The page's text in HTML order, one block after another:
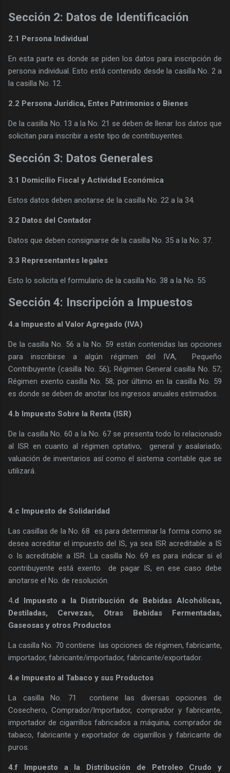
Sección 2: Datos de Identificación
2.1 Persona Individual
En esta parte es donde se piden los datos para inscripción de
persona individual. Esto está contenido desde la casilla No. 2 a
la casilla No. 12.
2.2 Persona Jurídica, Entes Patrimonios o Bienes
De la casilla No. 13 a la No. 21 se deben de llenar los datos que
solicitan para inscribir a este tipo de contribuyentes.
Sección 3: Datos Generales
3.1 Domicilio Fiscal y Actividad Económica
Estos datos deben anotarse de la casilla No. 22 a la 34.
3.2 Datos del Contador
Datos que deben consignarse de la casilla No. 35 a la No. 37.
3.3 Representantes legales
Esto lo solicita el formulario de la casilla No. 38 a la No. 55
Sección 4: Inscripción a Impuestos
4.a Impuesto al Valor Agregado (IVA)
De la casilla No. 56 a la No. 59 están contenidas las opciones
para inscribirse a algún régimen del IVA, Pequeño
Contribuyente (casilla No. 56); Régimen General casilla No. 57;
Régimen exento casilla No. 58; por último en la casilla No. 59
es donde se deben de anotar los ingresos anuales estimados.
4.b Impuesto Sobre la Renta (ISR)
De la casilla No. 60 a la No. 67 se presenta todo lo relacionado
al ISR en cuanto al régimen optativo, general y asalariado;
valuación de inventarios así como el sistema contable que se
utilizará.
4.c Impuesto de Solidaridad
Las casillas de la No. 68 es para determinar la forma como se
desea acreditar el impuesto del IS, ya sea ISR acreditable a IS
o Is acreditable a ISR. La casilla No. 69 es para indicar si el
contribuyente está exento de pagar IS, en ese caso debe
anotarse el No. de resolución.
4.d Impuesto a la Distribución de Bebidas Alcohólicas,
Destiladas, Cervezas, Otras Bebidas Fermentadas,
Gaseosas y otros Productos
La casilla No. 70 contiene las opciones de régimen, fabricante,
importador, fabricante/importador, fabricante/exportador.
4.e Impuesto al Tabaco y sus Productos
La casilla No. 71 contiene las diversas opciones de
Cosechero, Comprador/Importador, comprador y fabricante,
importador de cigarrillos fabricados a máquina, comprador de
tabaco, fabricante y exportador de cigarrillos y fabricante de
puros.
4.f Impuesto a la Distribución de Petroleo Crudo y